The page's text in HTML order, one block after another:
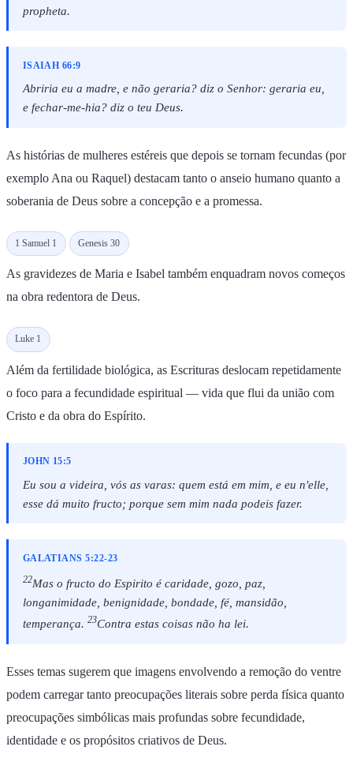
propheta.
ISAIAH 66:9
Abriria eu a madre, e não geraria? diz o Senhor: geraria eu,
e fechar-me-hia? diz o teu Deus.
As histórias de mulheres estéreis que depois se tornam fecundas (por
exemplo Ana ou Raquel) destacam tanto o anseio humano quanto a
soberania de Deus sobre a concepção e a promessa.
1 Samuel 1 Genesis 30
As gravidezes de Maria e Isabel também enquadram novos começos
na obra redentora de Deus.
Luke 1
Além da fertilidade biológica, as Escrituras deslocam repetidamente
o foco para a fecundidade espiritual — vida que flui da união com
Cristo e da obra do Espírito.
JOHN 15:5
Eu sou a videira, vós as varas: quem está em mim, e eu n'elle,
esse dá muito fructo; porque sem mim nada podeis fazer.
GALATIANS 5:22-23
22Mas o fructo do Espirito é caridade, gozo, paz,
longanimidade, benignidade, bondade, fé, mansidão,
temperança. 23Contra estas coisas não ha lei.
Esses temas sugerem que imagens envolvendo a remoção do ventre
podem carregar tanto preocupações literais sobre perda física quanto
preocupações simbólicas mais profundas sobre fecundidade,
identidade e os propósitos criativos de Deus.